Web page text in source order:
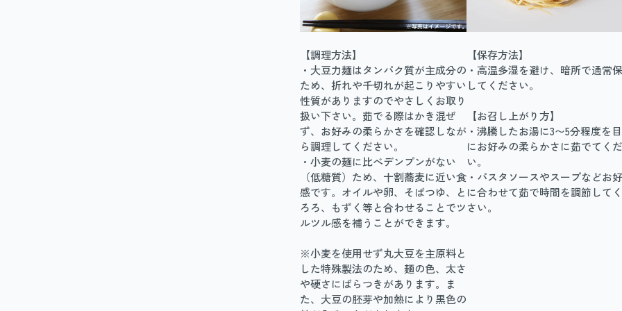
【調理方法】
・大豆力麺はタンパク質が主成分の
ため、折れや千切れが起こりやすい
性質がありますのでやさしくお取り
扱い下さい。茹でる際はかき混ぜ
ず、お好みの柔らかさを確認しなが
ら調理してください。
・小麦の麺に比べデンプンがない
（低糖質）ため、十割蕎麦に近い食
感です。オイルや卵、そばつゆ、と
ろろ、もずく等と合わせることでツ
ルツル感を補うことができます。
※小麦を使用せず丸大豆を主原料と
した特殊製法のため、麺の色、太さ
や硬さにばらつきがあります。ま
た、大豆の胚芽や加熱により黒色の
【保存方法】
・高温多湿を避け、暗所で通常
してください。
【お召し上がり方】
・沸騰したお湯に3〜5分程度を
にお好みの柔らかさに茹でてく
い。
・パスタソースやスープなどお
に合わせて茹で時間を調節して
さい。